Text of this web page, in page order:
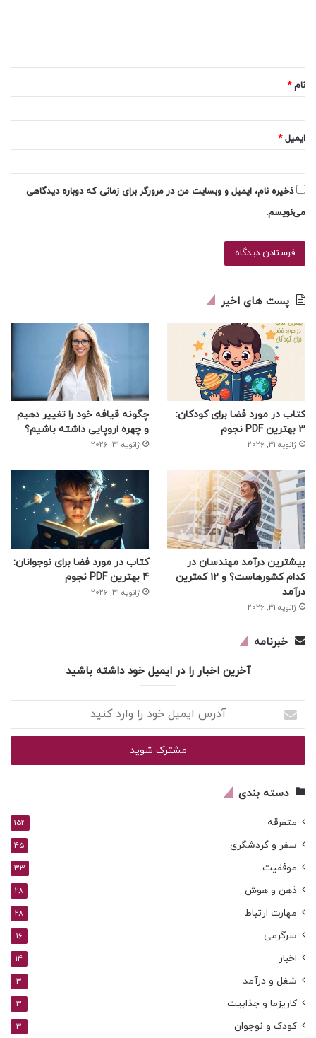
*
نام*
ایمیل*
ذخیره نام، ایمیل و وبسایت من در مرورگر برای زمانی که دوباره دیدگاهی
می‌نویسم.
پست های اخیر
کتاب در مورد فضا برای کودکان:
3 بهترین PDF نجوم
ژانویه 31, 2026
چگونه قیافه خود را تغییر دهیم
و چهره اروپایی داشته باشیم؟
ژانویه 31, 2026
بیشترین درآمد مهندسان در
کدام کشورهاست؟ و 12 کمترین
درآمد
ژانویه 31, 2026
کتاب در مورد فضا برای نوجوانان:
4 بهترین PDF نجوم
ژانویه 31, 2026
خبرنامه
آخرین اخبار را در ایمیل خود داشته باشید
ایمیل
خود
وارد
دسته بندی
متفرقه 154
سفر و گردشگری 45
موفقیت 33
ذهن و هوش 28
مهارت ارتباط 28
سرگرمی 16
اخبار 14
شغل و درآمد 3
کاریزما و جذابیت 3
کودک و نوجوان 3